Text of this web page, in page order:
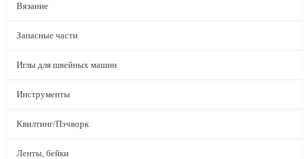
Вязание
Запасные части
Иглы для швейных машин
Инструменты
Квилтинг/Пэчворк
Ленты, бейки